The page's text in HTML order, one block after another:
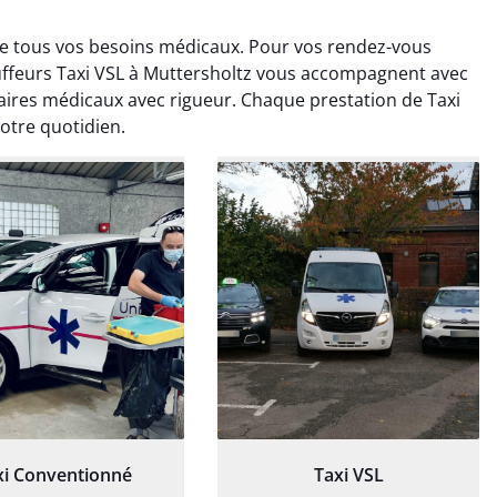
vos besoins médicaux. Pour vos rendez-vous
Taxi VSL à Muttersholtz vous accompagnent avec
médicaux avec rigueur. Chaque prestation de Taxi
quotidien.
Conventionné Taxi VSL
Deschamps
janvier 2025
du transport,
bien déroulé.
à l’écoute et
patient.
Jérémy Ferrand
8 septembre 2024
Transport ponctuel et
personnel très attentionné.
Très satisfait du service.